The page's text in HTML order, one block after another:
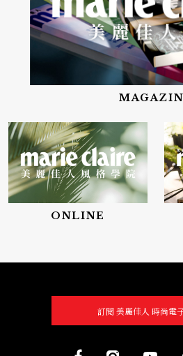
ONLINE
訂閱 美麗佳人 時尚電